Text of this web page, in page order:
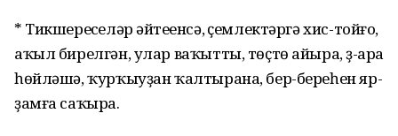
* Тикшереүселәр әйтеүенсә, үҫемлектәргә хис-тойғо,
аҡыл бирелгән, улар ваҡытты, төҫтө айыра, үҙ-ара
һөйләшә, ҡурҡыу­ҙан ҡалтырана, бер-береһен яр­
ҙамға саҡыра.